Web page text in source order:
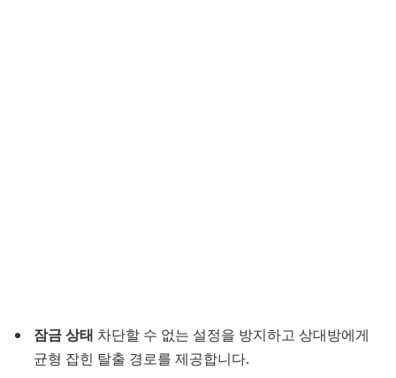
잠금 상태 차단할 수 없는 설정을 방지하고 상대방에게
균형 잡힌 탈출 경로를 제공합니다.